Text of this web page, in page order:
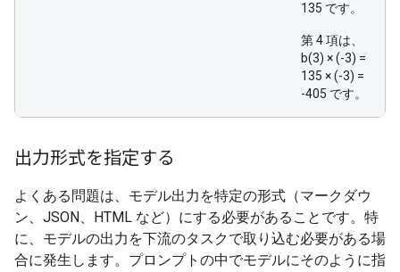
135 です。
第 4 項は、
b(3) × (-3) =
135 × (-3) =
-405 です。
出力形式を指定する
よくある問題は、モデル出力を特定の形式（マークダウ
ン、JSON、HTML など）にする必要があることです。特
に、モデルの出力を下流のタスクで取り込む必要がある場
合に発生します。プロンプトの中でモデルにそのように指